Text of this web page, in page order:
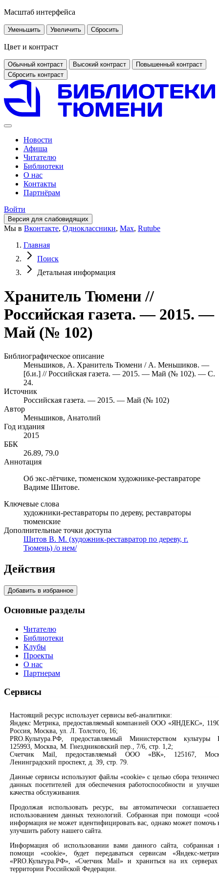
Масштаб интерфейса
Уменьшить Увеличить Сбросить
Цвет и контраст
Обычный контраст Высокий контраст
Повышенный контраст
Сбросить контраст
Новости
Афиша
Читателю
Библиотеки
О нас
Контакты
Партнёрам
Войти
Версия для слабовидящих
Мы в Вконтакте, Одноклассники, Max, Rutube
Главная
Поиск
Детальная информация
Хранитель Тюмени //
Российская газета. — 2015. —
Май (№ 102)
Библиографическое описание
Меньшиков, А. Хранитель Тюмени / А. Меньшиков. —
[б.и.] // Российская газета. — 2015. — Май (№ 102). — С.
24.
Источник
Российская газета. — 2015. — Май (№ 102)
Автор
Меньшиков, Анатолий
Год издания
2015
ББК
26.89, 79.0
Аннотация
Об экс-лётчике, тюменском художнике-реставраторе
Вадиме Шитове.
Ключевые слова
художники-реставраторы по дереву, реставраторы
тюменские
Дополнительные точки доступа
Шитов В. М. (художник-реставратор по дереву, г.
Тюмень) /о нем/
Действия
Добавить в избранное
Основные разделы
Читателю
Библиотеки
Клубы
Проекты
О нас
Партнерам
Сервисы
Продлить книгу
Спроси библиотекаря
Спроси краеведа
Оцените качество услуг
Направить обращение директору
Соцсети
Вконтакте
Одноклассники
Rutube
Заметили опечатку? Выделите текст с ошибкой и нажмите
Сообщить об ошибке
Настоящий ресурс использует сервисы веб-аналитики:
Яндекс Метрика, предоставляемый компанией ООО «ЯНДЕКС»,
Россия, Москва, ул. Л. Толстого, 16;
PRO.Культура.РФ, предоставляемый Министерством культуры
125993, Москва, М. Гнездниковский пер., 7/6, стр. 1,2;
Счетчик Mail, предоставляемый ООО «ВК», 125167,
Ленинградский проспект, д. 39, стр. 79.
Данные сервисы используют файлы «cookie» с целью сбора
данных посетителей для обеспечения работоспособности и
качества обслуживания.
Продолжая использовать ресурс, вы автоматически
использованием данных технологий. Собранная при помощи
информация не может идентифицировать вас, однако может помочь
улучшить работу нашего сайта.
Информация об использовании вами данного сайта, собранная
помощи «cookie», будет передаваться сервисам «Яндекс-
«PRO.Культура.РФ», «Счетчик Mail» и храниться на их
территории Российской Федерации.